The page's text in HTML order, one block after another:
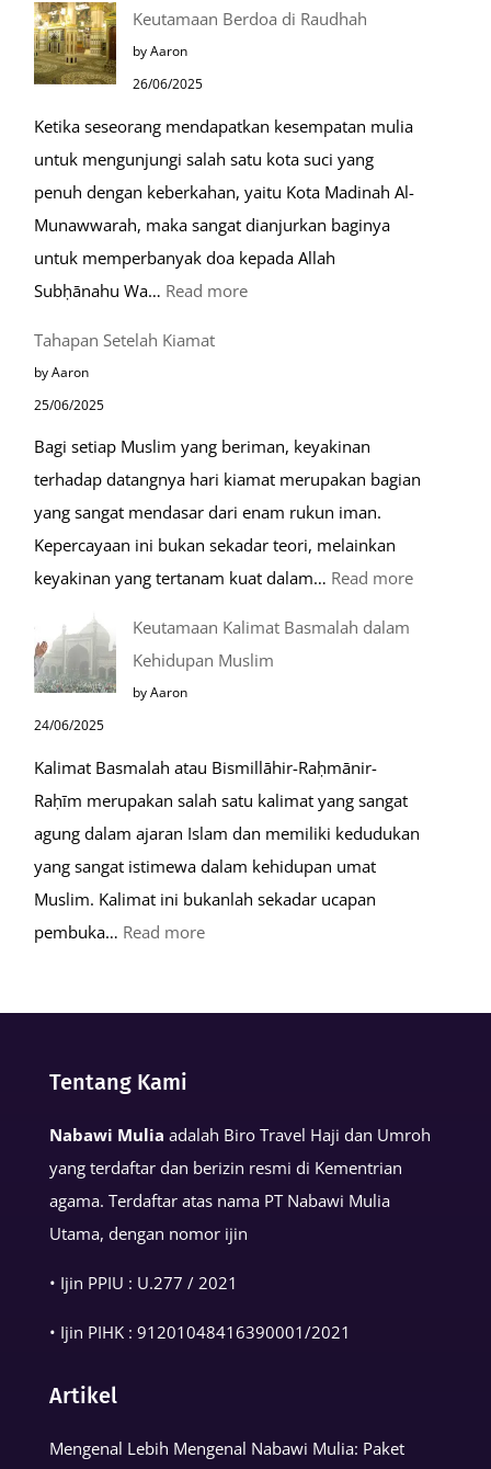
di
Eropa
Keutamaan Berdoa di Raudhah
by Aaron
26/06/2025
Ketika seseorang mendapatkan kesempatan mulia
untuk mengunjungi salah satu kota suci yang
penuh dengan keberkahan, yaitu Kota Madinah Al-
Munawwarah, maka sangat dianjurkan baginya
untuk memperbanyak doa kepada Allah
Subḥānahu Wa… Read more:
Tahapan Setelah Kiamat
by Aaron
25/06/2025
Bagi setiap Muslim yang beriman, keyakinan
terhadap datangnya hari kiamat merupakan bagian
yang sangat mendasar dari enam rukun iman.
Kepercayaan ini bukan sekadar teori, melainkan
keyakinan yang tertanam kuat dalam… Read more:
Keutamaan Kalimat Basmalah dalam
Kehidupan Muslim
by Aaron
24/06/2025
Kalimat Basmalah atau Bismillāhir-Raḥmānir-
Raḥīm merupakan salah satu kalimat yang sangat
agung dalam ajaran Islam dan memiliki kedudukan
yang sangat istimewa dalam kehidupan umat
Muslim. Kalimat ini bukanlah sekadar ucapan
pembuka… Read more:
Muslim
Tentang Kami
Nabawi Mulia adalah Biro Travel Haji dan Umroh
yang terdaftar dan berizin resmi di Kementrian
agama. Terdaftar atas nama PT Nabawi Mulia
Utama, dengan nomor ijin
• Ijin PPIU : U.277 / 2021
• Ijin PIHK : 91201048416390001/2021
Artikel
Mengenal Lebih Mengenal Nabawi Mulia: Paket